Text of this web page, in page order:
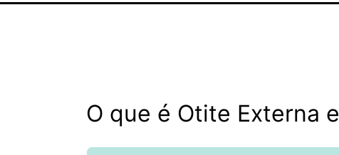
O que é Otite Externa